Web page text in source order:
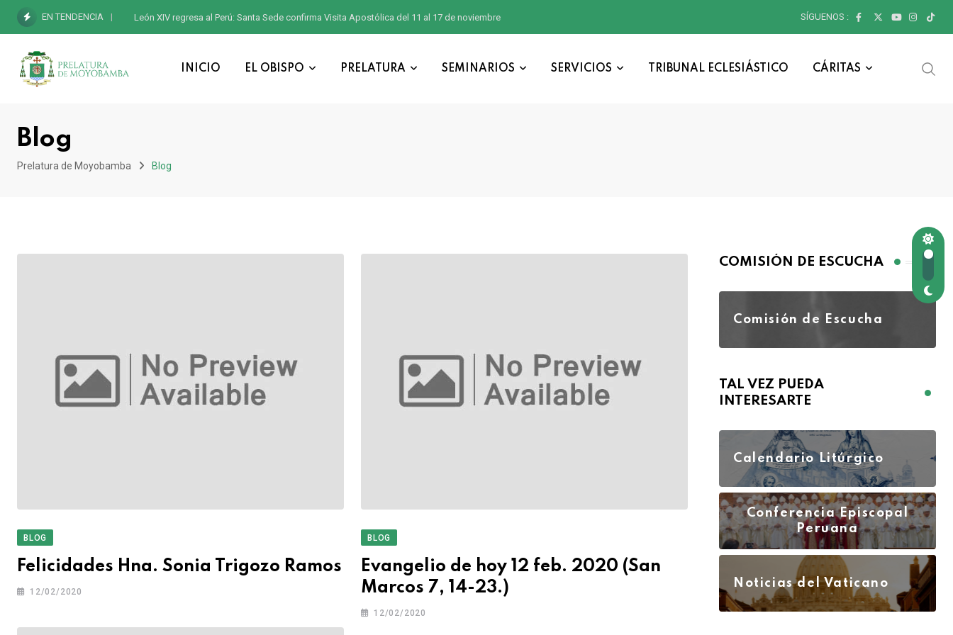
EN TENDENCIA León XIV regresa al Perú: Santa Sede confirma Visita Apostólica del 11 al 17 de noviembre SÍGUENOS :
INICIO EL OBISPO PRELATURA SEMINARIOS SERVICIOS TRIBUNAL ECLESIÁSTICO CÁRITAS
Blog
Prelatura de Moyobamba Blog
BLOG
Felicidades Hna. Sonia Trigozo Ramos
12/02/2020
BLOG
Evangelio de hoy 12 feb. 2020 (San
Marcos 7, 14-23.)
12/02/2020
COMISIÓN DE ESCUCHA
Comisión de Escucha
TAL VEZ PUEDA
INTERESARTE
Calendario Litúrgico
Conferencia Episcopal
Peruana
Noticias del Vaticano